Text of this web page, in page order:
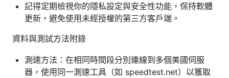
記得定期檢視你的隱私設定與安全性功能，保持軟體
更新，避免使用未經授權的第三方客戶端。
資料與測試方法附錄
測速方法：在相同時間段分別連線到多個美國伺服
器，使用同一測速工具（如 speedtest.net）以獲取